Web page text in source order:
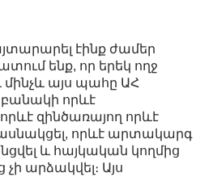
էինք ժամեր
ենք, որ երեկ ողջ
այս պահը ԱՀ
որևէ
զինծառայող որևէ
որևէ արտակարգ
և հայկական կողմից
արձակվել։ Այս